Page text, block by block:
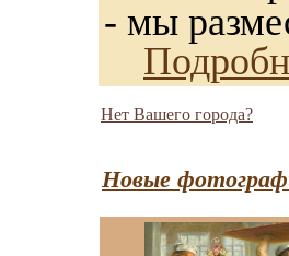
- мы
Нет Вашего города?
Новые